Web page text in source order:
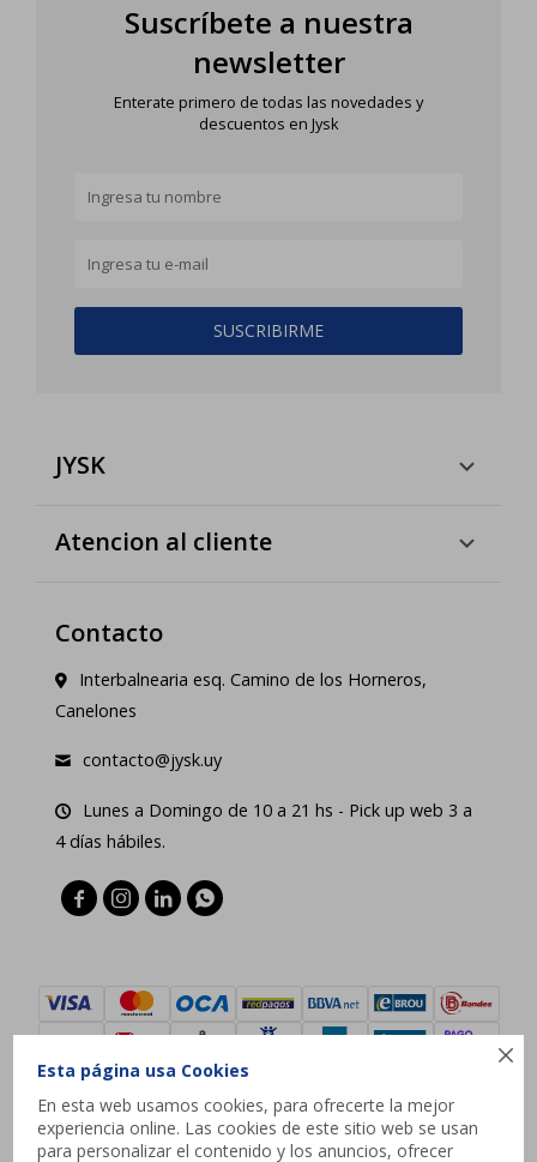

Esta página usa Cookies
En esta web usamos cookies, para ofrecerte la mejor
experiencia online. Las cookies de este sitio web se usan
para personalizar el contenido y los anuncios, ofrecer
Suscríbete a nuestra
newsletter
Enterate primero de todas las novedades y
descuentos en Jysk
SUSCRIBIRME
JYSK
Atencion al cliente
Contacto
Interbalnearia esq. Camino de los Horneros,
Canelones
contacto@jysk.uy
Lunes a Domingo de 10 a 21 hs - Pick up web 3 a
4 días hábiles.
   
© Copyright 2026 / JYSK